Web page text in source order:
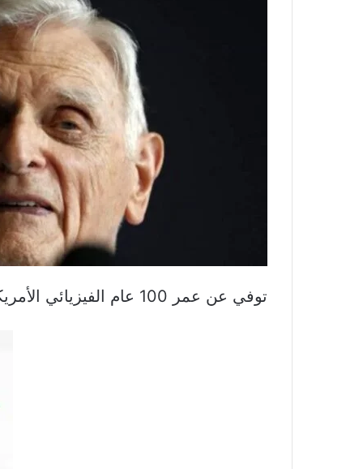
توفي عن عمر 100 عام الفيزيائي الأمريكي جون غودِناف الذي كان أحد مبتكري بطارية الليثيوم أيون القابلة لإعادة الشحن.